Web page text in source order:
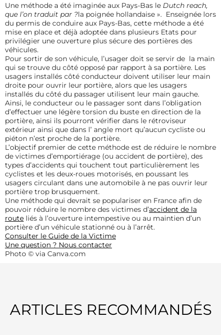
Une méthode a été imaginée aux Pays-Bas le Dutch reach,
que l’on traduit par ?la poignée hollandaise ». Enseignée lors
du permis de conduire aux Pays-Bas, cette méthode a été
mise en place et déjà adoptée dans plusieurs Etats pour
privilégier une ouverture plus sécure des portières des
véhicules.
Pour sortir de son véhicule, l’usager doit se servir de la main
qui se trouve du côté opposé par rapport à sa portière. Les
usagers installés côté conducteur doivent utiliser leur main
droite pour ouvrir leur portière, alors que les usagers
installés du côté du passager utilisent leur main gauche.
Ainsi, le conducteur ou le passager sont dans l’obligation
d’effectuer une légère torsion du buste en direction de la
portière, ainsi ils pourront vérifier dans le rétroviseur
extérieur ainsi que dans l’ angle mort qu’aucun cycliste ou
piéton n’est proche de la portière.
L’objectif premier de cette méthode est de réduire le nombre
de victimes d’emportiérage (ou accident de portière), des
types d’accidents qui touchent tout particulièrement les
cyclistes et les deux-roues motorisés, en poussant les
usagers circulant dans une automobile à ne pas ouvrir leur
portière trop brusquement.
Une méthode qui devrait se populariser en France afin de
pouvoir réduire le nombre des victimes d’accident de la
route liés à l’ouverture intempestive ou au maintien d’un
portière d’un véhicule stationné ou à l’arrêt.
Consulter le Guide de la Victime
Une question ? Nous contacter
Photo © via Canva.com
ARTICLES RECOMMANDÉS